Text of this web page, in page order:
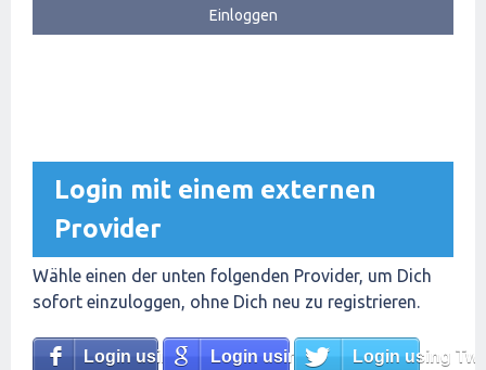
Login mit einem externen
Provider
Wähle einen der unten folgenden Provider, um Dich
sofort einzuloggen, ohne Dich neu zu registrieren.
Login using FacebookLogin using GoogleLogin using